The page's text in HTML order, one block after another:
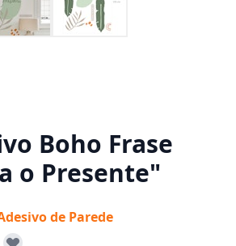
Boho Frase
o Presente"
de Parede